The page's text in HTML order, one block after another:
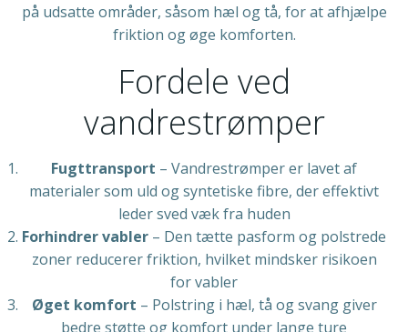
på udsatte områder, såsom hæl og tå, for at afhjælpe
friktion og øge komforten.
Fordele ved
vandrestrømper
Fugttransport – Vandrestrømper er lavet af
materialer som uld og syntetiske fibre, der effektivt
leder sved væk fra huden
Forhindrer vabler – Den tætte pasform og polstrede
zoner reducerer friktion, hvilket mindsker risikoen
for vabler
Øget komfort – Polstring i hæl, tå og svang giver
bedre støtte og komfort under lange ture